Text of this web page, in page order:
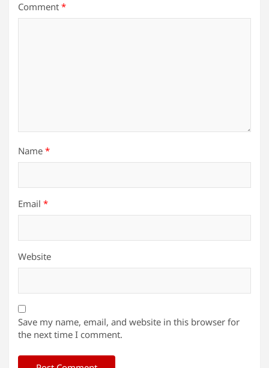
Comment *
Name *
Email *
Website
Save my name, email, and website in this browser for
the next time I comment.